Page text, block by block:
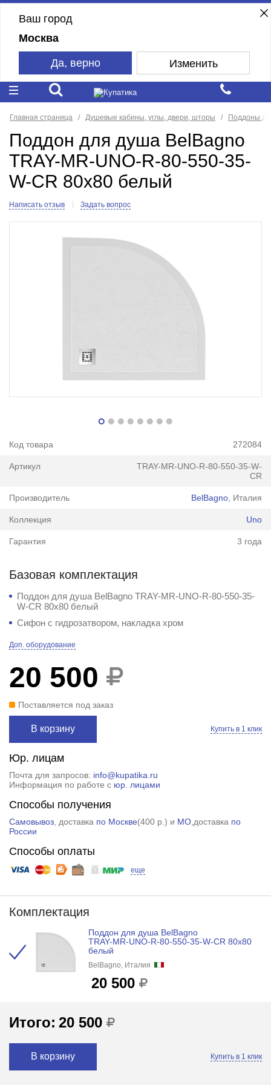
Ваш город
Москва
Да, верно Изменить
Главная страница Душевые кабины, углы, двери, шторы Поддоны
Поддон для душа BelBagno
TRAY-MR-UNO-R-80-550-35-
W-CR 80x80 белый
Написать отзыв Задать вопрос
Код товара 272084
Артикул
TRAY-MR-UNO-R-80-550-35-W-
CR
Производитель BelBagno , Италия
Коллекция Uno
Гарантия 3 года
Базовая комплектация
Поддон для душа BelBagno TRAY-MR-UNO-R-80-550-35-
W-CR 80x80 белый
Сифон с гидрозатвором, накладка хром
Доп. оборудование
20 500
Поставляется под заказ
В корзину Купить в 1 клик
Юр. лицам
Почта для запросов: info@kupatika.ru
Информация по работе с юр. лицами
Способы получения
Самовывоз, доставка по Москве(400 р. ) и МО,доставка по
России
Способы оплаты
еще
Комплектация
Поддон для душа BelBagno
TRAY-MR-UNO-R-80-550-35-W-CR 80x80
белый
BelBagno, Италия
20 500
Итого: 20 500
В корзину Купить в 1 клик